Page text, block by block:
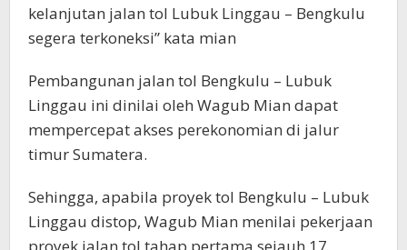
kelanjutan jalan tol Lubuk Linggau – Bengkulu
segera terkoneksi” kata mian
Pembangunan jalan tol Bengkulu – Lubuk
Linggau ini dinilai oleh Wagub Mian dapat
mempercepat akses perekonomian di jalur
timur Sumatera.
Sehingga, apabila proyek tol Bengkulu – Lubuk
Linggau distop, Wagub Mian menilai pekerjaan
proyek jalan tol tahap pertama sejauh 17